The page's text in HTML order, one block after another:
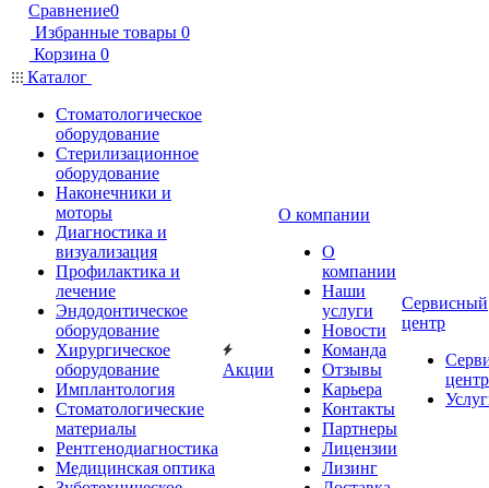
Сравнение0
Избранные товары 0
Корзина 0
Каталог
Стоматологическое
оборудование
Стерилизационное
оборудование
Наконечники и
моторы
Диагностика и
визуализация
Профилактика и
лечение
Эндодонтическое
оборудование
Хирургическое
оборудование
Имплантология
Стоматологические
материалы
Рентгенодиагностика
Медицинская оптика
Акции
О компании
О
компании
Наши
услуги
Новости
Команда
Отзывы
Карьера
Контакты
Партнеры
Лицензии
Лизинг
Сервисный
центр
центр